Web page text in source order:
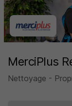
MerciPlus
Nettoyage -